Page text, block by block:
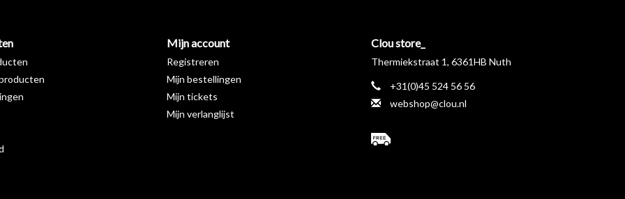
Mijn account
Registreren
Mijn bestellingen
Mijn tickets
Mijn verlanglijst
Clou store_
Thermiekstraat 1, 6361HB Nuth
+31(0)45 524 56 56
webshop@clou.nl